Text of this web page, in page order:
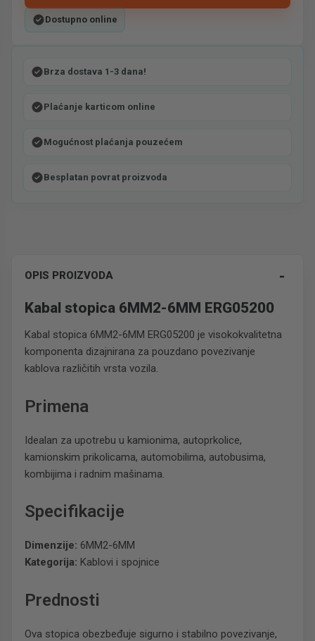
Dostupno online
Brza dostava 1-3 dana!
Plaćanje karticom online
Mogućnost plaćanja pouzećem
Besplatan povrat proizvoda
OPIS PROIZVODA
Kabal stopica 6MM2-6MM ERG05200
Kabal stopica 6MM2-6MM ERG05200 je visokokvalitetna
komponenta dizajnirana za pouzdano povezivanje
kablova različitih vrsta vozila.
Primena
Idealan za upotrebu u kamionima, autoprkolice,
kamionskim prikolicama, automobilima, autobusima,
kombijima i radnim mašinama.
Specifikacije
Dimenzije: 6MM2-6MM
Kategorija: Kablovi i spojnice
Prednosti
Ova stopica obezbeđuje sigurno i stabilno povezivanje,
-